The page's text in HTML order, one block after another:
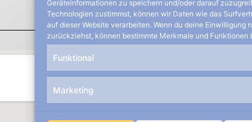
Geräteinformationen zu speichern und/oder darauf
Technologien zustimmst, können wir Daten wie das
auf dieser Website verarbeiten. Wenn du deine Einwilligung
zurückziehst, können bestimmte Merkmale und Funktionen
Funktional
Marketing